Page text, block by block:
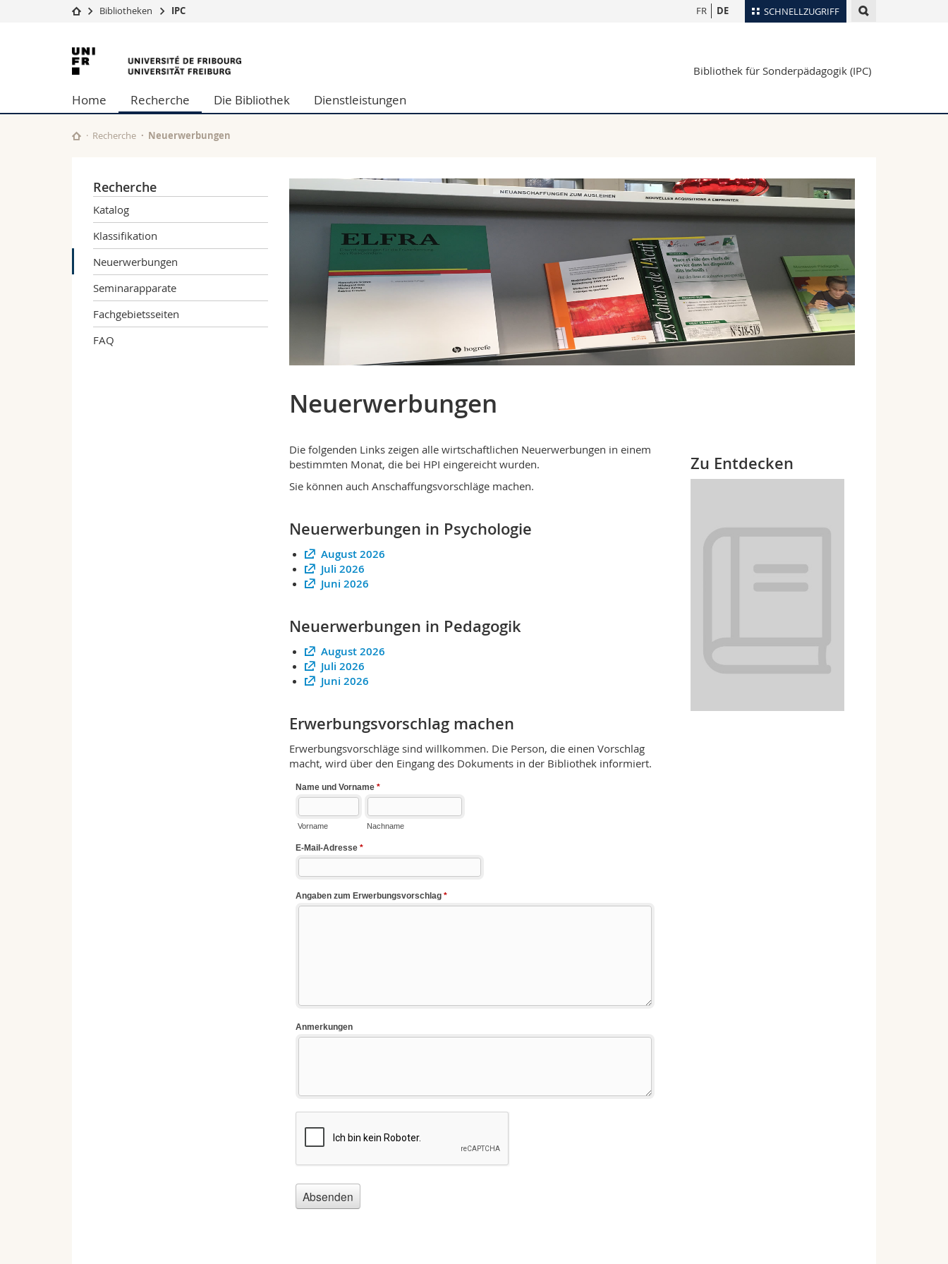
SCHNELLZUGRIFF
Universität
Studium
Forschung
Universität
Weiterbildung
Wirtschafts- und Sozialwissenschaftliche Fak.
Philosophische Fak.
Forschende
Ortsplan
Webmail
FR DE
Bibliotheken IPC
Universität
Freiburg
Bibliothek für Sonderpädagogik (IPC)
Home Recherche Die Bibliothek Dienstleistungen
Recherche Neuerwerbungen
Recherche
Katalog
Klassifikation
Neuerwerbungen
Seminarapparate
Fachgebietsseiten
FAQ
Neuerwerbungen
Die folgenden Links zeigen alle wirtschaftlichen Neuerwerbungen in einem
bestimmten Monat, die bei HPI eingereicht wurden.
Sie können auch Anschaffungsvorschläge machen.
Neuerwerbungen in Psychologie
August 2026
Juli 2026
Juni 2026
Neuerwerbungen in Pedagogik
August 2026
Juli 2026
Juni 2026
Erwerbungsvorschlag machen
Erwerbungsvorschläge sind willkommen. Die Person, die einen Vorschlag
macht, wird über den Eingang des Dokuments in der Bibliothek informiert.
Zu Entdecken